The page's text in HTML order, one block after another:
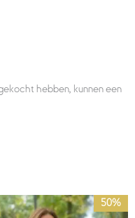
hebben, kunnen een
50%
Oorspronkelijke
prijs
Huidige
prijs